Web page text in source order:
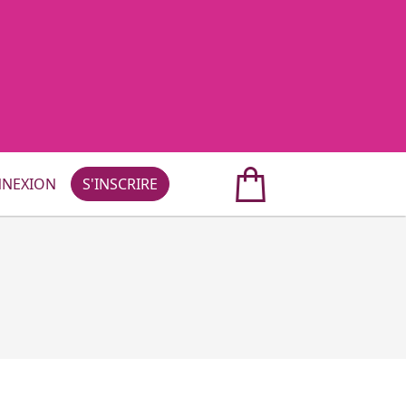
S'INSCRIRE